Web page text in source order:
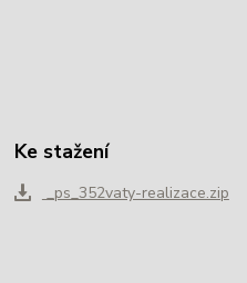
Ke stažení
_ps_352vaty-realizace.zip